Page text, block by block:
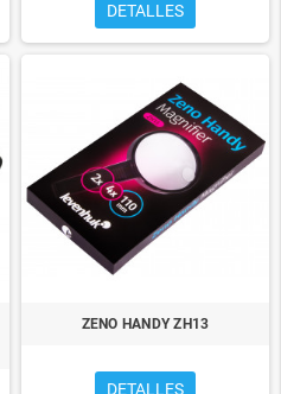
DETALLES
ZENO HANDY ZH13
DETALLES